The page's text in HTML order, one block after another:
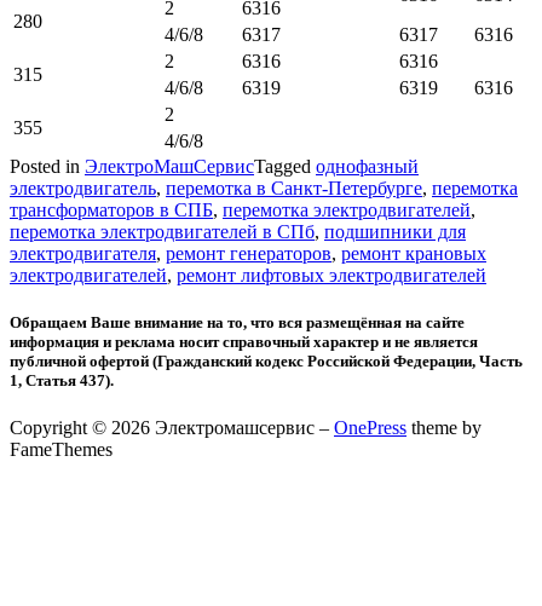
280
2
6316
4/6/8
6317 6317
6316
315
2 6316
6316
4/6/8
6319 6319
6316
355
2
4/6/8
Posted in ЭлектроМашСервисTagged однофазный
электродвигатель, перемотка в Санкт-Петербурге, перемотка
трансформаторов в СПБ, перемотка электродвигателей,
перемотка электродвигателей в СПб, подшипники для
электродвигателя, ремонт генераторов, ремонт крановых
электродвигателей, ремонт лифтовых электродвигателей
Обращаем Ваше внимание на то, что вся размещённая на сайте
информация и реклама носит справочный характер и не является
публичной офертой (Гражданский кодекс Российской Федерации, Часть
1, Статья 437).
Copyright © 2026 Электромашсервис – OnePress theme by
FameThemes